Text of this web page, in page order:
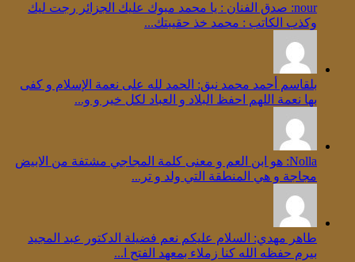
nour: صدق الفنان : يا محمد مبوك عليك الجزائر رجت ليك
وكذب الكاتب : محمد خذ حقيبتك...
بلقاسم أحمد محمد نبق: الحمد لله على نعمة الإسلام و كفى
بها نعمة اللهم احفظ البلاد و العباد لكل خير و و...
Nolla: هو ابن العم و معنى كلمة المجاجي مشتفة من الابيض
مجاجة و هي المنطقة التي ولد و تر...
طاهر مهدي: السلام عليكم نعم فضيلة الدكتور عبد المجيد
بيرم حفظه الله كنا زملاء بمعهد الفتح ا...